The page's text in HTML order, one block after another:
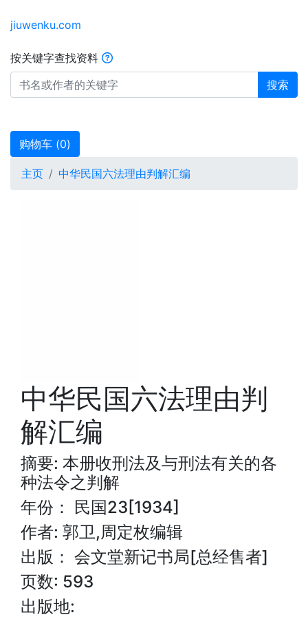
jiuwenku.com
按关键字查找资料
搜索
购物车 (0)
主页 中华民国六法理由判解汇编
中华民国六法理由判
解汇编
摘要: 本册收刑法及与刑法有关的各
种法令之判解
年份： 民国23[1934]
作者: 郭卫,周定枚编辑
出版： 会文堂新记书局[总经售者]
页数: 593
出版地: